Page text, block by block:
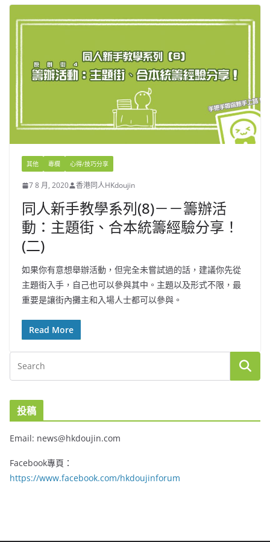
其他 專欄 心得/技巧分享
7 8 月, 2020 香港同人HKdoujin
同人新手教學系列(8)－－籌辦活
動：主題街、合本統籌經驗分享！
(二)
如果你有意想舉辦活動，但完全未嘗試過的話，建議你先從
主題街入手，自己也可以參與其中。主題以及形式不限，最
重要是讓街內攤主和入場人士都可以參與。
Read More
投稿
Email: news@hkdoujin.com
Facebook專頁：
https://www.facebook.com/hkdoujinforum